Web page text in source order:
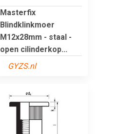
Masterfix
Blindklinkmoer
M12x28mm - staal -
open cilinderkop...
GYZS.nl